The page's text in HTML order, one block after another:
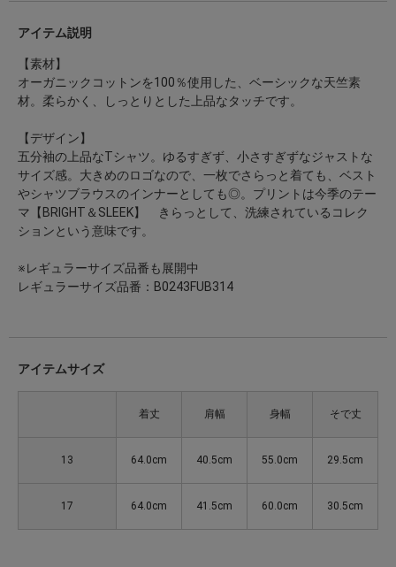
アイテム説明
【素材】
オーガニックコットンを100％使用した、ベーシックな天竺素
材。柔らかく、しっとりとした上品なタッチです。
【デザイン】
五分袖の上品なTシャツ。ゆるすぎず、小さすぎずなジャストな
サイズ感。大きめのロゴなので、一枚でさらっと着ても、ベスト
やシャツブラウスのインナーとしても◎。プリントは今季のテー
マ【BRIGHT＆SLEEK】 きらっとして、洗練されているコレク
ションという意味です。
※レギュラーサイズ品番も展開中
レギュラーサイズ品番：B0243FUB314
アイテムサイズ
着丈 肩幅 身幅 そで丈
13 64.0cm 40.5cm 55.0cm 29.5cm
17 64.0cm 41.5cm 60.0cm 30.5cm